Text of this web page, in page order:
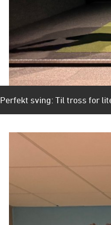
Perfekt sving: Til tross for